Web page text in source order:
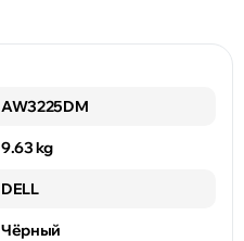
AW3225DM
9.63 kg
DELL
Чёрный